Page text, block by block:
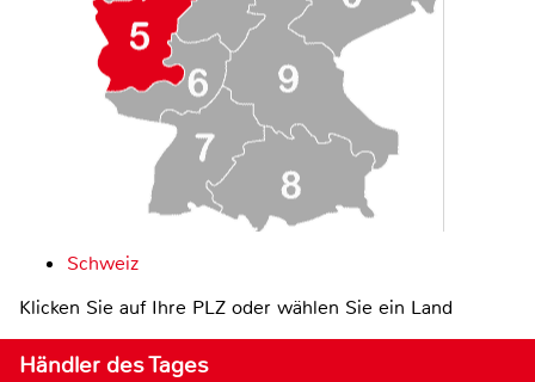
Schweiz
Klicken Sie auf Ihre PLZ oder wählen Sie ein Land
Händler des Tages